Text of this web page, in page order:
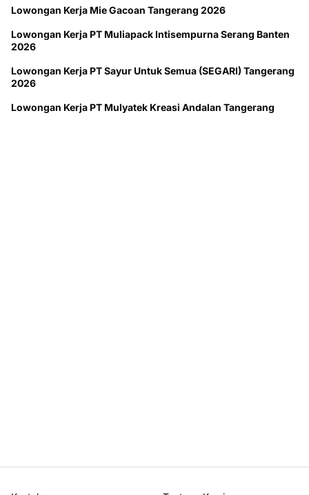
Lowongan Kerja Mie Gacoan Tangerang 2026
Lowongan Kerja PT Muliapack Intisempurna Serang Banten
2026
Lowongan Kerja PT Sayur Untuk Semua (SEGARI) Tangerang
2026
Lowongan Kerja PT Mulyatek Kreasi Andalan Tangerang